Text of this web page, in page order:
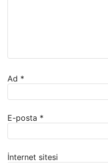
Ad *
E-posta *
İnternet sitesi